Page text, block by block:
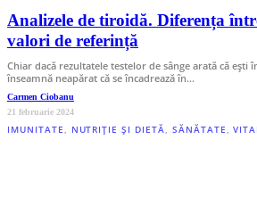
Analizele de tiroidă. Diferența
valori de referință
Chiar dacă rezultatele testelor de sânge arată că
înseamnă neapărat că se încadrează în…
Carmen Ciobanu
21 februarie 2024
IMUNITATE, NUTRIȚIE ȘI DIETĂ, SĂNĂTATE,